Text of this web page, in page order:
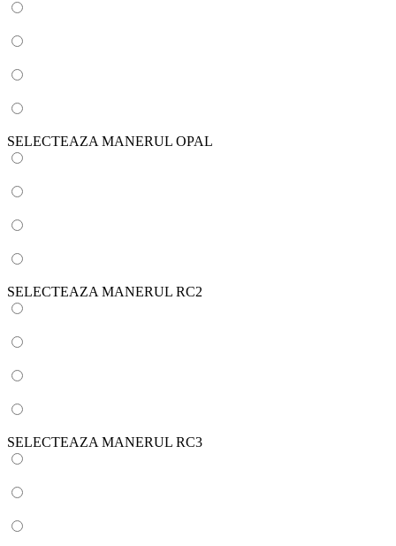
SELECTEAZA MANERUL OPAL
SELECTEAZA MANERUL RC2
SELECTEAZA MANERUL RC3